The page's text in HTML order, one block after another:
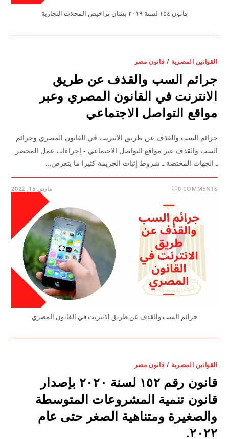
قانون ١٥٤ لسنة ٢٠١٩ بشان تراخيص المحلات التجارية
القوانين المصرية / قانون مصر
جرائم السب والقذف عن طريق
الانترنت في القانون المصري وعبر
مواقع التواصل الاجتماعي
جرائم السب والقذف عن طريق الانترنت في القانون المصري وجرائم
السب والقذف عبر مواقع التواصل الاجتماعي - إجراءات عمل المحضر
ـ الجهات المختصة ـ شروط إثبات الجريمة كثيرا ما يتعرض…
0 COMMENTS مارس 15, 2022
جرائم السب والقذف عن طريق الانترنت في القانون المصري
القوانين المصرية / قانون مصر
قانون رقم ١٥٢ لسنة ٢٠٢٠ بإصدار
قانون تنمية المشروعات المتوسطة
والصغيرة ومتناهية الصغر حتى عام
٢٠٢٢.